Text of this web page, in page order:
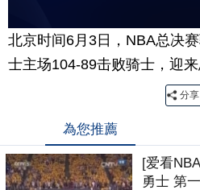
北京时间6月3日，NBA总决
士主场104-89击败骑士，迎来
分享
為您推薦
[爱看
勇士 第